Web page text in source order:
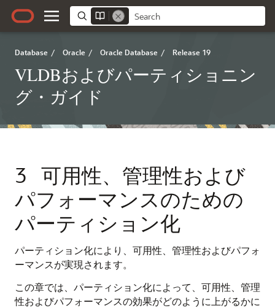
Database / Oracle / Oracle Database / Release 19
VLDBおよびパーティショニン
グ・ガイド
3 可用性、管理性および
パフォーマンスのための
パーティション化
パーティション化により、可用性、管理性およびパフォ
ーマンスが実現されます。
この章では、パーティション化によって、可用性、管理
性およびパフォーマンスの効果がどのように上がるかに